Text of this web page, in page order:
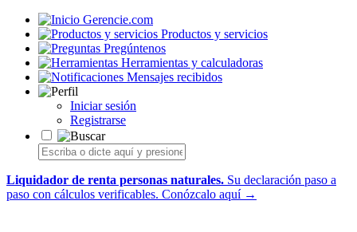
Gerencie.com
Productos y servicios
Pregúntenos
Herramientas y calculadoras
Mensajes recibidos
Iniciar sesión
Registrarse
Liquidador de renta personas naturales. Su declaración paso a
paso con cálculos verificables. Conózcalo aquí →